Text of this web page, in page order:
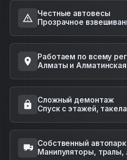
Честные автовесы
Прозрачное
Работаем по всему
Алматы и
Сложный демонтаж
Спуск с этажей,
Собственный автопарк
Манипуляторы, тралы,